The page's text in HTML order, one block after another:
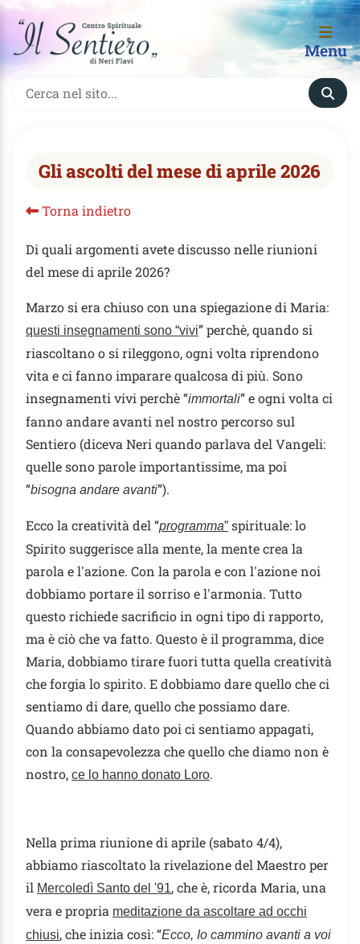
Menu
Gli ascolti del mese di aprile 2026
Torna indietro
Di quali argomenti avete discusso nelle riunioni
del mese di aprile 2026?
Marzo si era chiuso con una spiegazione di Maria:
questi insegnamenti sono “vivi” perchè, quando si
riascoltano o si rileggono, ogni volta riprendono
vita e ci fanno imparare qualcosa di più. Sono
insegnamenti vivi perchè “immortali” e ogni volta ci
fanno andare avanti nel nostro percorso sul
Sentiero (diceva Neri quando parlava del Vangeli:
quelle sono parole importantissime, ma poi
“bisogna andare avanti”).
Ecco la creatività del “programma” spirituale: lo
Spirito suggerisce alla mente, la mente crea la
parola e l'azione. Con la parola e con l'azione noi
dobbiamo portare il sorriso e l'armonia. Tutto
questo richiede sacrificio in ogni tipo di rapporto,
ma è ciò che va fatto. Questo è il programma, dice
Maria, dobbiamo tirare fuori tutta quella creatività
che forgia lo spirito. E dobbiamo dare quello che ci
sentiamo di dare, quello che possiamo dare.
Quando abbiamo dato poi ci sentiamo appagati,
con la consapevolezza che quello che diamo non è
nostro, ce lo hanno donato Loro.
Nella prima riunione di aprile (sabato 4/4),
abbiamo riascoltato la rivelazione del Maestro per
il Mercoledì Santo del '91, che è, ricorda Maria, una
vera e propria meditazione da ascoltare ad occhi
chiusi, che inizia così: “Ecco, Io cammino avanti a voi